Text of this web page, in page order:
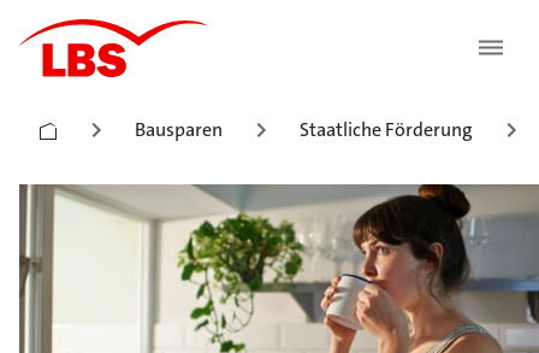
Bausparen Staatliche Förderung